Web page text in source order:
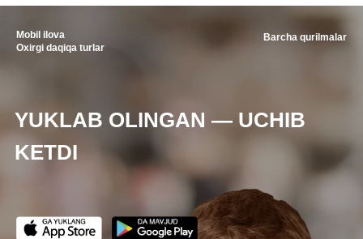
Mobil ilova
Oxirgi daqiqa turlar
YUKLAB OLINGAN — UCHIB
KETDI
Barcha qurilmalar